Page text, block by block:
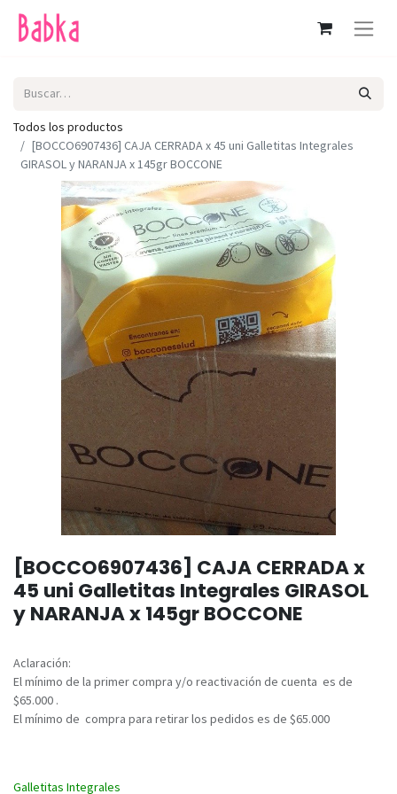
Todos los productos
[BOCCO6907436] CAJA CERRADA x 45 uni Galletitas Integrales
GIRASOL y NARANJA x 145gr BOCCONE
[BOCCO6907436] CAJA CERRADA x
45 uni Galletitas Integrales GIRASOL
y NARANJA x 145gr BOCCONE
Aclaración:
El mínimo de la primer compra y/o reactivación de cuenta es de
$65.000 .
El mínimo de compra para retirar los pedidos es de $65.000
Galletitas Integrales